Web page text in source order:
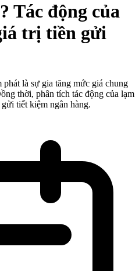
Tác động của
trị tiền gửi
là sự gia tăng mức giá chung
thời, phân tích tác động của lạm
tiết kiệm ngân hàng.